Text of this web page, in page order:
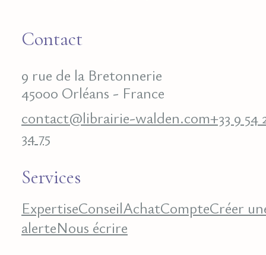
Contact
9 rue de la Bretonnerie
45000 Orléans - France
contact@librairie-walden.com+33 9 54
34 75
Services
ExpertiseConseilAchatCompteCréer
alerteNous écrire